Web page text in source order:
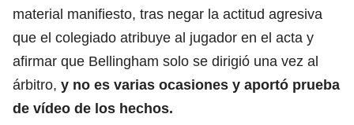
material manifiesto, tras negar la actitud agresiva
que el colegiado atribuye al jugador en el acta y
afirmar que Bellingham solo se dirigió una vez al
árbitro, y no es varias ocasiones y aportó prueba
de vídeo de los hechos.